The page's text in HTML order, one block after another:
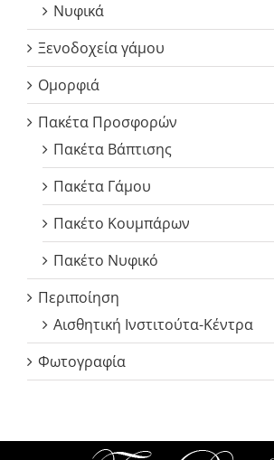
Νυφικά
Ξενοδοχεία γάμου
Ομορφιά
Πακέτα Προσφορών
Πακέτα Βάπτισης
Πακέτα Γάμου
Πακέτο Κουμπάρων
Πακέτο Νυφικό
Περιποίηση
Αισθητική Ινστιτούτα-Κέντρα
Φωτογραφία